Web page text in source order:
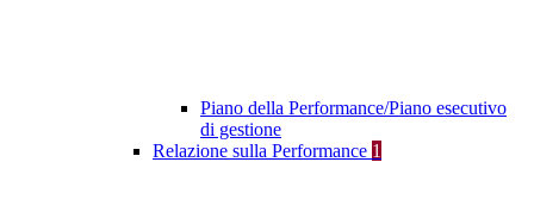
Piano della Performance/Piano esecutivo
di gestione
Relazione sulla Performance 1